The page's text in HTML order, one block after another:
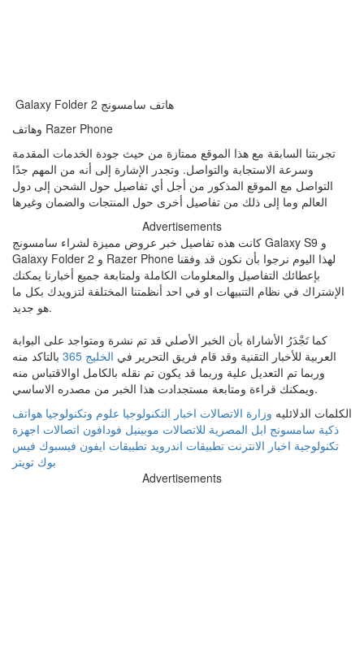
Galaxy Folder 2 هاتف سامسونج
وهاتف Razer Phone
تجربتنا السابقة مع هذا الموقع ممتازة من حيث جودة الخدمات المقدمة
وسرعة الاستجابة والتواصل. وتجدر الإشارة إلى أنه من المهم جدًا
التواصل مع الموقع المذكور من أجل أي تفاصيل حول الشحن إلى دول
العالم وما إلى ذلك من تفاصيل أخرى حول المنتجات والضمان وغيرها
Advertisements
كانت هذه تفاصيل خبر عروض مميزة لشراء سامسونج Galaxy S9 و
Galaxy Folder 2 و Razer Phone لهذا اليوم نرجوا بأن نكون قد وفقنا
بإعطائك التفاصيل والمعلومات الكاملة ولمتابعة جميع أخبارنا يمكنك
الإشتراك في نظام التنبيهات او في احد أنظمتنا المختلفة لتزويدك بكل ما
هو جديد.
كما تَجْدَرُ الأشاراة بأن الخبر الأصلي قد تم نشرة ومتواجد على البوابة
العربية للأخبار التقنية وقد قام فريق التحرير في الخليج 365
بالتاكد منه
وربما تم التعديل علية وربما قد يكون تم نقله بالكامل اوالاقتباس منه
ويمكنك قراءة ومتابعة مستجدادت هذا الخبر من مصدره الاساسي.
الكلمات الدلائليه وزارة الاتصالات اخبار التكنولوجيا علوم وتكنولوجيا هواتف
ذكية سامسونج ابل المصرية للاتصالات موبينيل فودافون اتصالات اجهزة
تكنولوجية اخبار الانترنت تطبيقات اندرويد تطبيقات ايفون فيسبوك فيس
بوك تويتر
Advertisements